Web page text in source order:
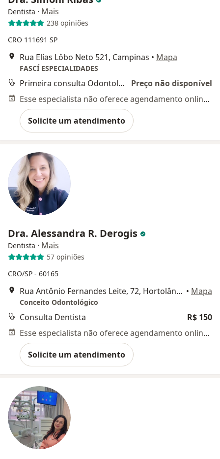
Dentista · Mais
238 opiniões
CRO 111691 SP
Rua Elías Lôbo Neto 521, Campinas • Mapa
FASCÍ ESPECIALIDADES
Primeira consulta Odontológica
Preço não disponível
Esse especialista não oferece agendamento online para esse endereço.
Solicite um atendimento
Dra. Alessandra R. Derogis
Dentista · Mais
57 opiniões
CRO/SP - 60165
Rua Antônio Fernandes Leite, 72, Hortolândia • Mapa
Conceito Odontológico
Consulta Dentista
R$ 150
Esse especialista não oferece agendamento online para esse endereço.
Solicite um atendimento